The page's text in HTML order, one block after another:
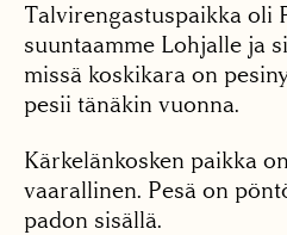
Talvirengastuspaikka oli
suuntaamme Lohjalle ja
missä koskikara on
pesii tänäkin vuonna.
Kärkelänkosken paikka
vaarallinen. Pesä on
padon sisällä.